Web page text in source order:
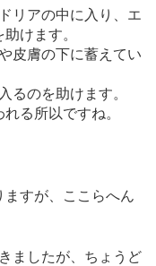
リアの中に入り、エ
けます。
皮膚の下に蓄えてい
るのを助けます。
る所以ですね。
ますが、ここらへん
ましたが、ちょうど